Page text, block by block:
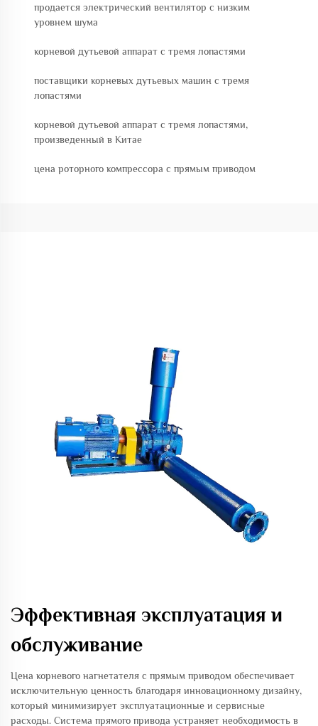
продается электрический вентилятор с низким
уровнем шума
корневой дутьевой аппарат с тремя лопастями
поставщики корневых дутьевых машин с тремя
лопастями
корневой дутьевой аппарат с тремя лопастями,
произведенный в Китае
цена роторного компрессора с прямым приводом
Эффективная эксплуатация и
обслуживание
Цена корневого нагнетателя с прямым приводом обеспечивает
исключительную ценность благодаря инновационному дизайну,
который минимизирует эксплуатационные и сервисные
расходы. Система прямого привода устраняет необходимость в